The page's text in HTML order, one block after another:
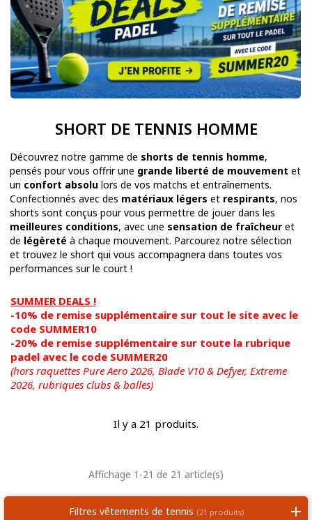
SHORT DE TENNIS HOMME
Découvrez notre gamme de shorts de tennis homme,
pensés pour vous offrir une grande liberté de mouvement et
un confort absolu lors de vos matchs et entraînements.
Confectionnés avec des matériaux légers et respirants, nos
shorts sont conçus pour vous permettre de jouer dans les
meilleures conditions, avec une sensation de fraîcheur et
de légèreté à chaque mouvement. Parcourez notre sélection
et trouvez le short qui vous accompagnera dans toutes vos
performances sur le court !
SUMMER DEALS !
-10% de remise supplémentaire sur tout le site avec le
code SUMMER10
-20% de remise supplémentaire sur toute la rubrique
padel avec le code SUMMER20
(hors raquettes Pure Aero 2026, Blade V10 & Defyer, Extreme
2026, rubriques clubs & balles)
Il y a 21 produits.
Affichage 1-21 de 21 article(s)
Filtres vêtements de tennis (21 produits)